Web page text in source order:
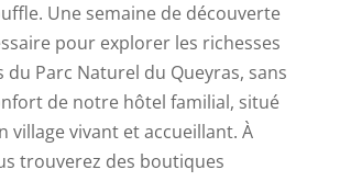
Une semaine de découverte
pour explorer les richesses
du Parc Naturel du Queyras, sans
de notre hôtel familial, situé
village vivant et accueillant. À
trouverez des boutiques